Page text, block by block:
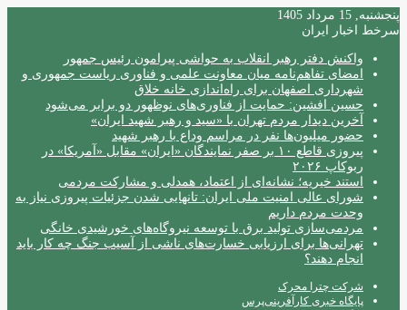
پنجشنبه, 15 مرداد 1405
سرخط اخبار ایران
واکنش دفتر رهبر انقلاب به حواشی پیرامون رئیس جمهور
امضای تفاهم‌نامه میان معاونت علمی و فناوری ریاست جمهوری و
شهرداری اصفهان برای راه‌اندازی خانه خلاق
حسین افشین: حمایت از فناوری‌های نوظهور دو برابر می‌شود
آخرین دیدار مردم تهران با «سید و رهبر شهید ایران»
حضور میلیون‌ها نفر در مراسم وداع با رهبر شهید
پیروزی قاطع ۱۰ بر صفر نمایندگان «ایران» مقابل «آمریکا» در
ربوکاپ ۲۰۲۶
استند خیریه؛ نشانه‌ای از اعتماد، همدلی و مشارکت مردمی
شورای عالی امنیت ملی ایران: تانهایی شدن جزئیات پیروزی نیاز به
وحدت مردم داریم
مردمی‌سازی تولید برق با توسعه نیروگاه‌های خورشیدی خانگی
تهرانی‌ها برای ارزیابی خسارت‌های ناشی از آسیب جنگ چه کار باید
انجام دهند؟
شرکت چترا محرک
پایگاه خبری کارآفرینی‌پرس